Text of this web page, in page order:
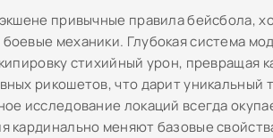
привычные правила бейсбола,
механики. Глубокая система
стихийный урон, превращая
рикошетов, что дарит уникальный
исследование локаций всегда
кардинально меняют базовые